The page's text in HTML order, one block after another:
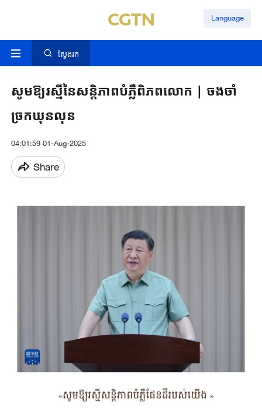
Language
ស្វែងរក
សូមឱ្យរស្មីនៃសន្តិភាពបំភ្លឺពិភពលោក | ចងចាំ
ច្រកឃុនលុន
04:01:59 01-Aug-2025
Share